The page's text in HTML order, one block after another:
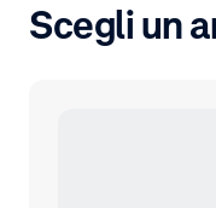
Scegli un